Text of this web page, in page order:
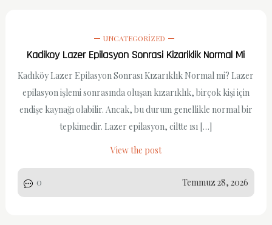
UNCATEGORIZED
Kadikoy Lazer Epilasyon Sonrasi Kizariklik Normal Mi
Kadıköy Lazer Epilasyon Sonrası Kızarıklık Normal mi? Lazer
epilasyon işlemi sonrasında oluşan kızarıklık, birçok kişi için
endişe kaynağı olabilir. Ancak, bu durum genellikle normal bir
tepkimedir. Lazer epilasyon, ciltte ısı […]
View the post
0 Temmuz 28, 2026